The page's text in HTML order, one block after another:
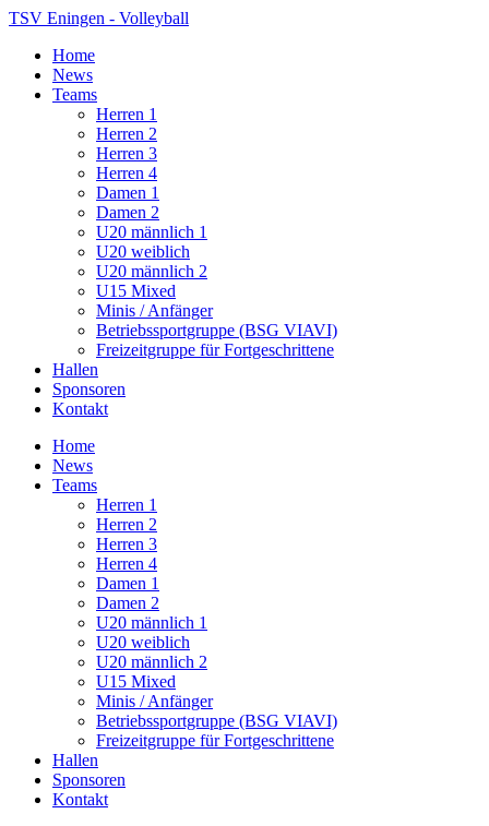
TSV Eningen - Volleyball
Home
News
Teams
Herren 1
Herren 2
Herren 3
Herren 4
Damen 1
Damen 2
U20 männlich 1
U20 weiblich
U20 männlich 2
U15 Mixed
Minis / Anfänger
Betriebssportgruppe (BSG VIAVI)
Freizeitgruppe für Fortgeschrittene
Hallen
Sponsoren
Kontakt
Home
News
Teams
Herren 1
Herren 2
Herren 3
Herren 4
Damen 1
Damen 2
U20 männlich 1
U20 weiblich
U20 männlich 2
U15 Mixed
Minis / Anfänger
Betriebssportgruppe (BSG VIAVI)
Freizeitgruppe für Fortgeschrittene
Hallen
Sponsoren
Kontakt